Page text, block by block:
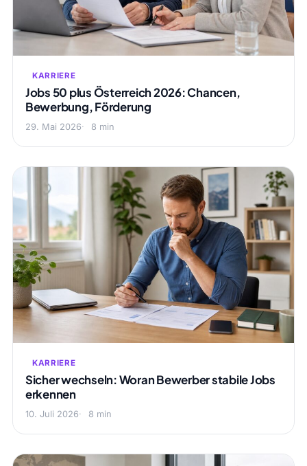
KARRIERE
Jobs 50 plus Österreich 2026: Chancen,
Bewerbung, Förderung
29. Mai 2026 8 min
KARRIERE
Sicher wechseln: Woran Bewerber stabile Jobs
erkennen
10. Juli 2026 8 min